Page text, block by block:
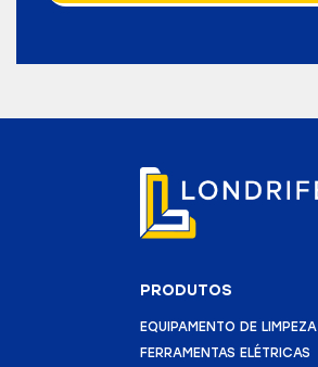
PRODUTOS
EQUIPAMENTO DE LIMPEZA
FERRAMENTAS ELÉTRICAS